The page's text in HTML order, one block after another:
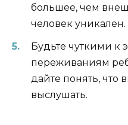
большее, чем
человек уникален.
Будьте чуткими к
переживаниям
дайте понять, что
выслушать.